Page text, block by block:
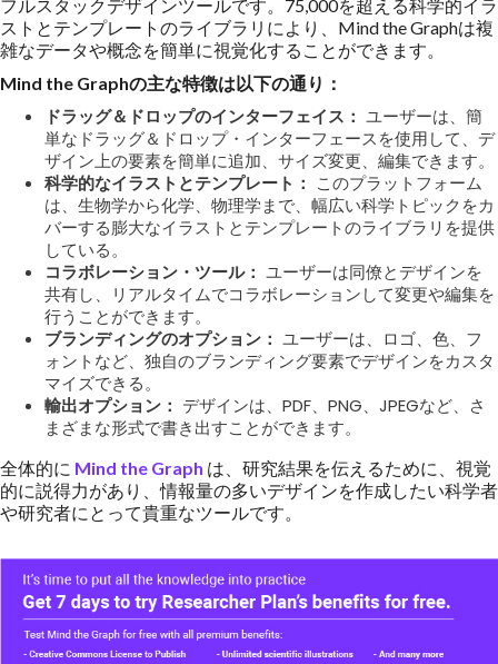
フルスタックデザインツールです。75,000を超える科学的イラ
ストとテンプレートのライブラリにより、Mind the Graphは複
雑なデータや概念を簡単に視覚化することができます。
Mind the Graphの主な特徴は以下の通り：
ドラッグ＆ドロップのインターフェイス： ユーザーは、簡
単なドラッグ＆ドロップ・インターフェースを使用して、デ
ザイン上の要素を簡単に追加、サイズ変更、編集できます。
科学的なイラストとテンプレート： このプラットフォーム
は、生物学から化学、物理学まで、幅広い科学トピックをカ
バーする膨大なイラストとテンプレートのライブラリを提供
している。
コラボレーション・ツール： ユーザーは同僚とデザインを
共有し、リアルタイムでコラボレーションして変更や編集を
行うことができます。
ブランディングのオプション： ユーザーは、ロゴ、色、フ
ォントなど、独自のブランディング要素でデザインをカスタ
マイズできる。
輸出オプション： デザインは、PDF、PNG、JPEGなど、さ
まざまな形式で書き出すことができます。
全体的に Mind the Graph は、研究結果を伝えるために、視覚
的に説得力があり、情報量の多いデザインを作成したい科学者
や研究者にとって貴重なツールです。